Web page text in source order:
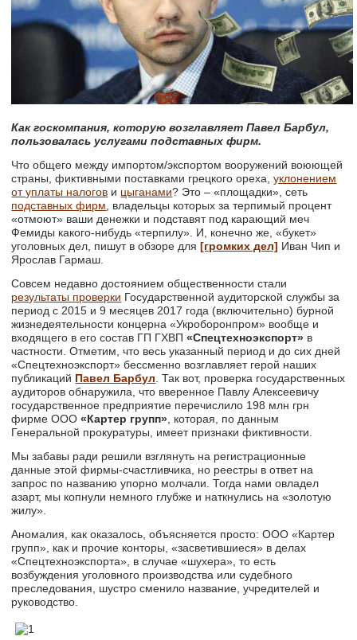
Как госкомпания, которую возглавляет Павел Барбул,
пользовалась услугами подставных фирм.
Что общего между импортом/экспортом вооружений воюющей
страны, фиктивными поставками грецкого ореха,уклонением
от уплаты налогов и цыганами? Это – «площадки», сеть
подставных фирм , владельцы которых за терпимый процент
«отмоют» ваши денежки и подставят под карающий меч
Фемиды какого-нибудь «терпилу». И, конечно же, «букет»
уголовных дел, пишут в обзоре для[громких дел] Иван Чип и
Ярослав Гармаш.
Совсем недавно достоянием общественности стали
результаты проверки Государственной аудиторской службы за
период с 2015 и 9 месяцев 2017 года (включительно) бурной
жизнедеятельности концерна «Укроборонпром» вообще и
входящего в его состав ГП ГХВП«Спецтехноэкспорт» в
частности. Отметим, что весь указанный период и до сих дней
«Спецтехноэкспорт» бессменно возглавляет герой наших
публикаций Павел Барбул . Так вот, проверка государственных
аудиторов обнаружила, что вверенное Павлу Алексеевичу
государственное предприятие перечислило 198 млн грн
фирме ООО«Картер групп» , которая, по данным
Генеральной прокуратуры, имеет признаки фиктивности.
Мы забавы ради решили взглянуть на регистрационные
данные этой фирмы-счастливчика, но реестры в ответ на
запрос по названию упорно молчали. Тогда нами овладел
азарт, мы копнули немного глубже и наткнулись на «золотую
жилу».
Аномалия, как оказалось, объясняется просто: ООО «Картер
групп», как и прочие конторы, «засветившиеся» в делах
«Спецтехноэкспорта», в случае «шухера», то есть
возбуждения уголовного производства или судебного
преследования, шустро сменило название, учредителей и
руководство.